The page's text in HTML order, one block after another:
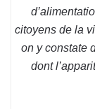
citoyens de la
on y constate
dont